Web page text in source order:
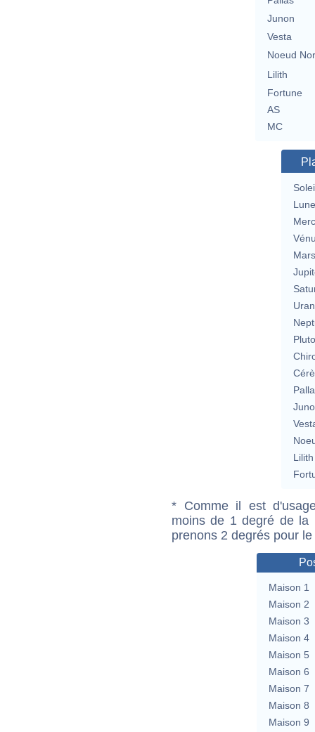
Junon
Vesta
Noeud
Lilith
Fortune
AS
MC
Lune
Mars
Lilith
* Comme il est
moins de 1 degré de la
prenons 2 degrés pour
Maison 1
Maison 2
Maison 3
Maison 4
Maison 5
Maison 6
Maison 7
Maison 8
Maison 9